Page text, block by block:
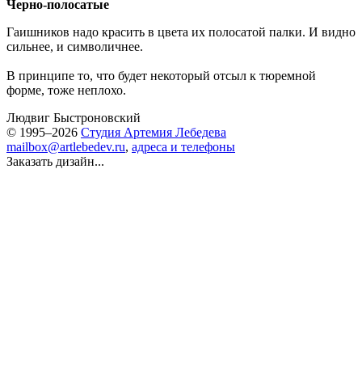
Черно-полосатые
Гаишников надо красить в цвета их полосатой палки. И видно
сильнее, и символичнее.
В принципе то, что будет некоторый отсыл к тюремной
форме, тоже неплохо.
Людвиг Быстроновский
© 1995–2026 Студия Артемия Лебедева
mailbox@artlebedev.ru, адреса и телефоны
Заказать дизайн...